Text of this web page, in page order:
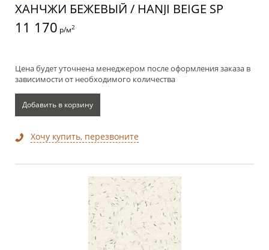
ХАНЧЖИ БЕЖЕВЫЙ / HANJI BEIGE SP
11 170 р/м2
Цена будет уточнена менеджером после оформления заказа в
зависимости от необходимого количества
Добавить в корзину
Хочу купить, перезвоните